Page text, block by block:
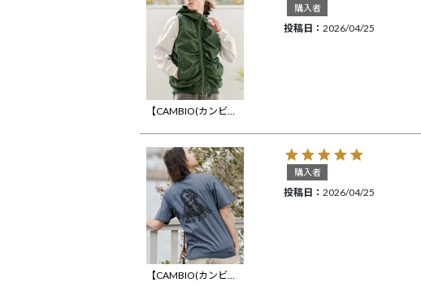
【CAMBIO(カンビオ)】ハイネックフーデッドミリタリーベスト(BP-BFS0094)
購入者
投稿日 2026/04/25
【CAMBIO(カンビオ)】プリントT（Jesus） Tシャツ(CASD-176)
購入者
投稿日 2026/04/25